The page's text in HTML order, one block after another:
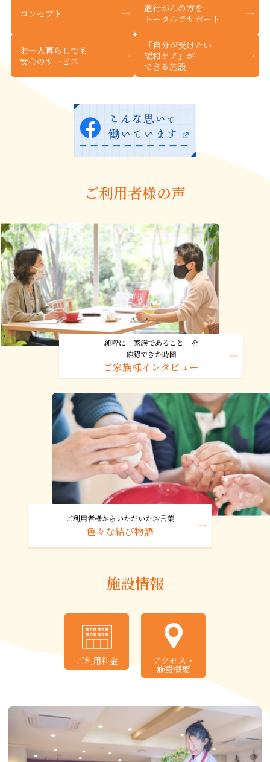
コンセプト
進行がんの方を
トータルでサポート
お一人暮らしでも
安心のサービス
「自分が受けたい
緩和ケア」が
できる施設
ご利用者様の声
純粋に「家族であること」を
確認できた時間
ご家族様インタビュー
ご利用者様からいただいたお言葉
色々な結び物語
施設情報
ご利用料金 アクセス ・
施設概要